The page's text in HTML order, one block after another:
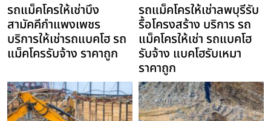
รถแม็คโครให้เช่าบึง
สามัคคีกำแพงเพชร
บริการให้เช่ารถแบคโฮ รถ
แม็คโครรับจ้าง ราคาถูก
รถแม็คโครให้เช่าลพบุรีรับ
รื้อโครงสร้าง บริการ รถ
แม็คโครให้เช่า รถแบคโฮ
รับจ้าง แบคโฮรับเหมา
ราคาถูก